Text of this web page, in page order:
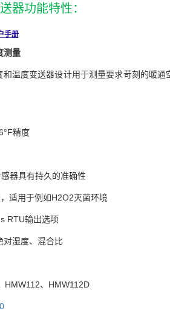
器功能特性：
手册
测量
和温度变送器设计用于测量要求苛刻的暖
精度
器具有持久的准确性
适用于例如H2O2灭菌环境
RTU输出选项
对湿度、混合比
HMW112、HMW112D